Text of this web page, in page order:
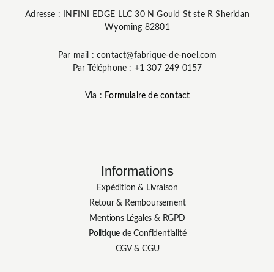
Adresse : INFINI EDGE LLC 30 N Gould St ste R Sheridan
Wyoming 82801
Par mail : contact@fabrique-de-noel.com
Par Téléphone : +1 307 249 0157
Via : Formulaire de contact
Informations
Expédition & Livraison
Retour & Remboursement
Mentions Légales & RGPD
Politique de Confidentialité
CGV & CGU